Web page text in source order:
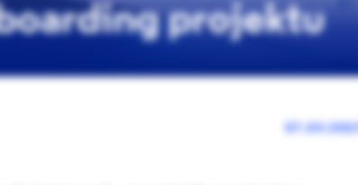
projektu
07.04.2023